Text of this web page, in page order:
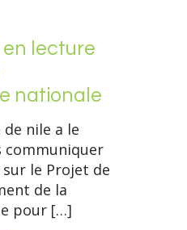
lecture
nationale
de nile a le
communiquer
le Projet de
de la
pour […]